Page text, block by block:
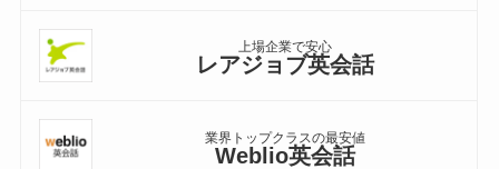
上場企業で安心
レアジョブ英会話
業界トップクラスの最安値
Weblio英会話